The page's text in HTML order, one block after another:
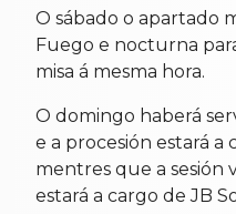
O sábado o apartado
Fuego e nocturna
misa á mesma hora.
O domingo haberá
e a procesión estará a
mentres que a sesión
estará a cargo de JB